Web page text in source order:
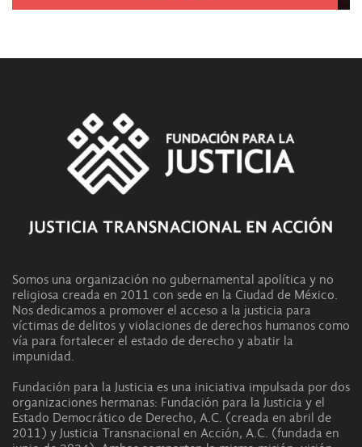
Somos una organización no gubernamental apolítica y no
religiosa creada en 2011 con sede en la Ciudad de México.
Nos dedicamos a promover el acceso a la justicia para
víctimas de delitos y violaciones de derechos humanos como
vía para fortalecer el estado de derecho y abatir la
impunidad.
Fundación para la Justicia es una iniciativa impulsada por dos
organizaciones hermanas: Fundación para la Justicia y el
Estado Democrático de Derecho, A.C. (creada en abril de
2011) y Justicia Transnacional en Acción, A.C. (fundada en